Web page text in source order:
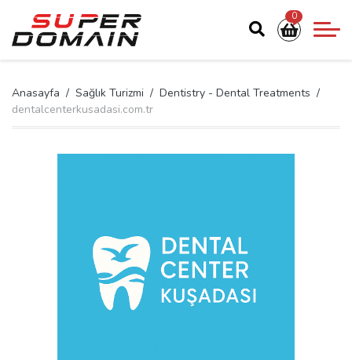
0
Anasayfa Sağlık Turizmi
Dentistry - Dental Treatments
dentalcenterkusadasi.com.tr